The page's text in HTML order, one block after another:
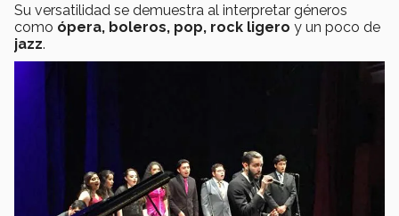
Su versatilidad se demuestra al interpretar géneros
como ópera, boleros, pop, rock ligero y un poco de
jazz.